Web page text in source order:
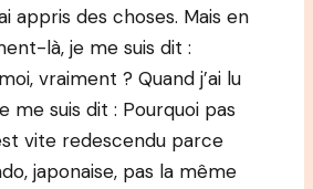
appris des choses. Mais en
là, je me suis dit :
vraiment ? Quand j’ai lu
me suis dit : Pourquoi pas
vite redescendu parce
japonaise, pas la même